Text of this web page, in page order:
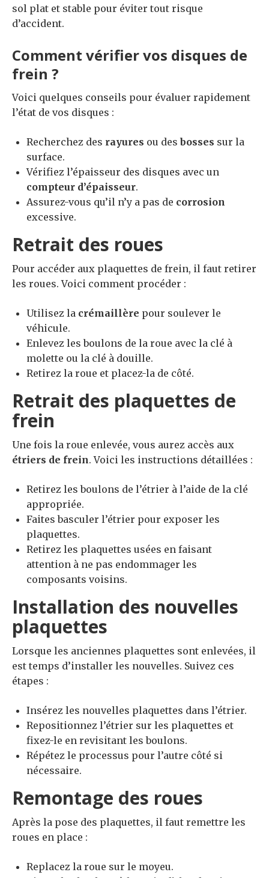
sol plat et stable pour éviter tout risque
d’accident.
Comment vérifier vos disques de
frein ?
Voici quelques conseils pour évaluer rapidement
l’état de vos disques :
Recherchez des rayures ou desbosses sur la
surface.
Vérifiez l’épaisseur des disques avec un
compteur d’épaisseur.
Assurez-vous qu’il n’y a pas de corrosion
excessive.
Retrait des roues
Pour accéder aux plaquettes de frein, il faut retirer
les roues. Voici comment procéder :
Utilisez la crémaillère pour soulever le
véhicule.
Enlevez les boulons de la roue avec la clé à
molette ou la clé à douille.
Retirez la roue et placez-la de côté.
Retrait des plaquettes de
frein
Une fois la roue enlevée, vous aurez accès aux
étriers de frein. Voici les instructions détaillées :
Retirez les boulons de l’étrier à l’aide de la clé
appropriée.
Faites basculer l’étrier pour exposer les
plaquettes.
Retirez les plaquettes usées en faisant
attention à ne pas endommager les
composants voisins.
Installation des nouvelles
plaquettes
Lorsque les anciennes plaquettes sont enlevées, il
est temps d’installer les nouvelles. Suivez ces
étapes :
Insérez les nouvelles plaquettes dans l’étrier.
Repositionnez l’étrier sur les plaquettes et
fixez-le en revisitant les boulons.
Répétez le processus pour l’autre côté si
nécessaire.
Remontage des roues
Après la pose des plaquettes, il faut remettre les
roues en place :
Replacez la roue sur le moyeu.